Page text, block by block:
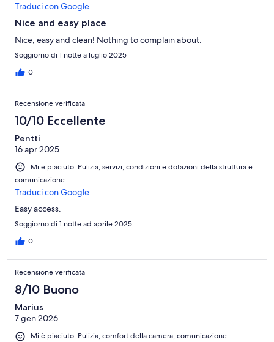
Traduci con Google
Nice and easy place
Nice, easy and clean! Nothing to complain about.
Soggiorno di 1 notte a luglio 2025
0
Recensione verificata
10/10 Eccellente
Pentti
16 apr 2025
Mi è piaciuto: Pulizia, servizi, condizioni e dotazioni della struttura e
comunicazione
Traduci con Google
Easy access.
Soggiorno di 1 notte ad aprile 2025
0
Recensione verificata
8/10 Buono
Marius
7 gen 2026
Mi è piaciuto: Pulizia, comfort della camera, comunicazione